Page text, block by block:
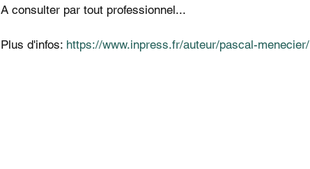
A consulter par tout professionnel...
Plus d'infos: https://www.inpress.fr/auteur/pascal-menecier/